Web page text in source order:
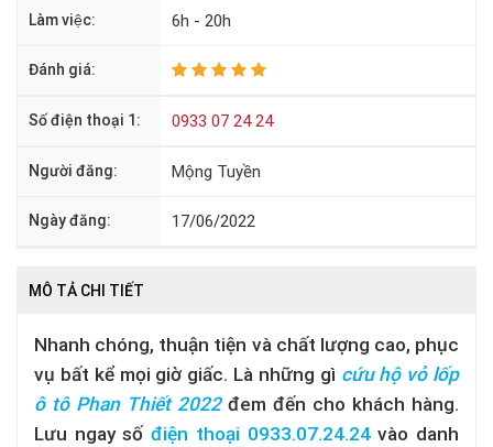
Làm việc: 6h - 20h
Đánh giá:
Số điện thoại 1: 0933 07 24 24
Người đăng: Mộng Tuyền
Ngày đăng: 17/06/2022
MÔ TẢ CHI TIẾT
Nhanh chóng, thuận tiện và chất lượng cao, phục
vụ bất kể mọi giờ giấc. Là những gì cứu hộ vỏ lốp
ô tô Phan Thiết 2022đem đến cho khách hàng.
Lưu ngay sốđiện thoại 0933.07.24.24 vào danh